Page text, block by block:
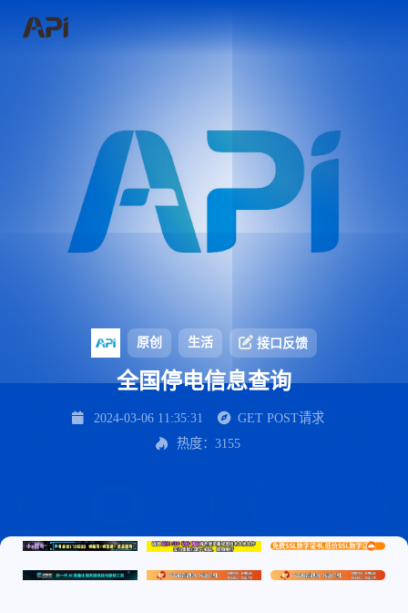
原创 生活 接口反馈
全国停电信息查询
2024-03-06 11:35:31
GET POST请求
热度：3155